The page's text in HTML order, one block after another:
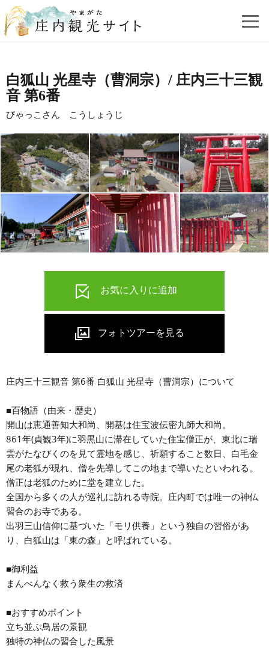
白狐山 光星寺（曹洞宗）/ 庄内三十三観
音 第6番
びゃっこさん こうしょうじ
庄内三十三観音 第6番 白狐山 光星寺（曹洞宗）について
■百物語（由来・歴史）
開山は恵通善知大和尚、開基は住宝波伝密九師大和尚。
861年(貞観3年)に羽黒山に滞在していた住宝僧正が、東北に瑞
雲がたなびくのを見て霊地を感じ、祈願すること数日、白毛金
尾の老狐が現れ、僧を先導してこの地まで導いたといわれる。
僧正は老狐のために堂を建立した。
全国から多くの人が巡礼に訪れる寺院。庄内町では唯一の神仏
習合のお寺である。
出羽三山信仰に基づいた「モリ供養」という独自の習俗があ
り、白狐山は「東の森」と呼ばれている。
■御利益
まんべんなく救う衆生の救済
■おすすめポイント
立ち並ぶ鳥居の景観
独特の神仏の習合した風景